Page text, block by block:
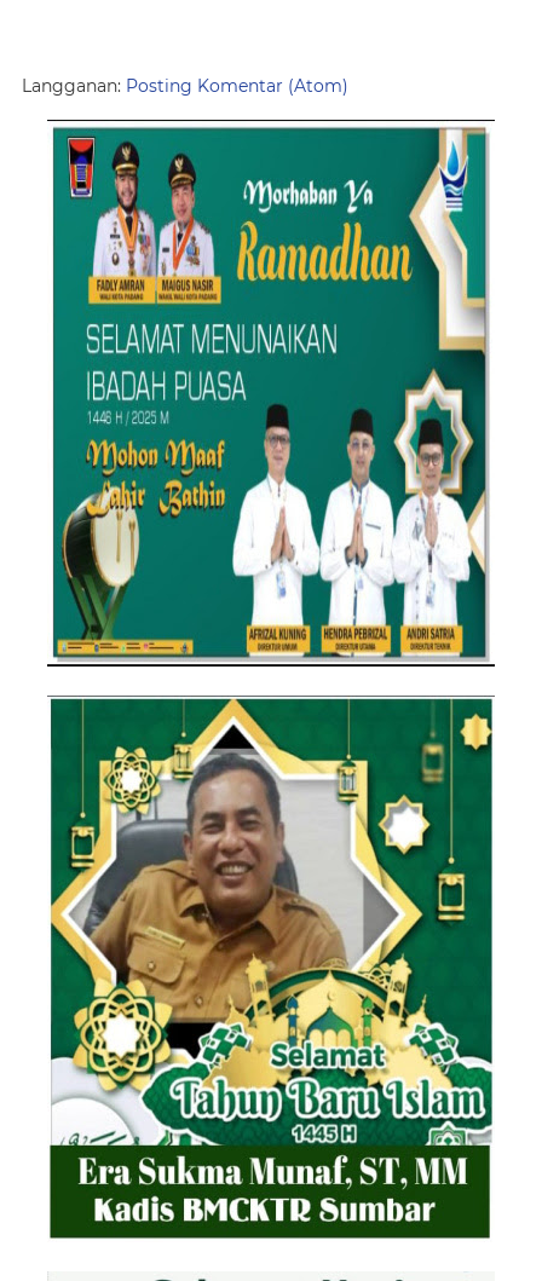
Langganan: Posting Komentar (Atom)